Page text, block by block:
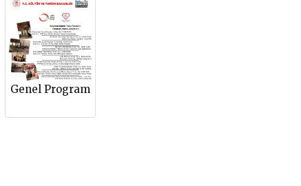
Genel Program